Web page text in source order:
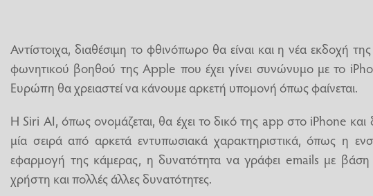
Αντίστοιχα, διαθέσιμη το φθινόπωρο θα είναι και η νέα εκδοχή
φωνητικού βοηθού της Apple που έχει γίνει συνώνυμο με το
Ευρώπη θα χρειαστεί να κάνουμε αρκετή υπομονή όπως φαίνεται.
Η Siri AI, όπως ονομάζεται, θα έχει το δικό της app στο iPhone και
μία σειρά από αρκετά εντυπωσιακά χαρακτηριστικά, όπως η
εφαρμογή της κάμερας, η δυνατότητα να γράφει emails με βάση
χρήστη και πολλές άλλες δυνατότητες.